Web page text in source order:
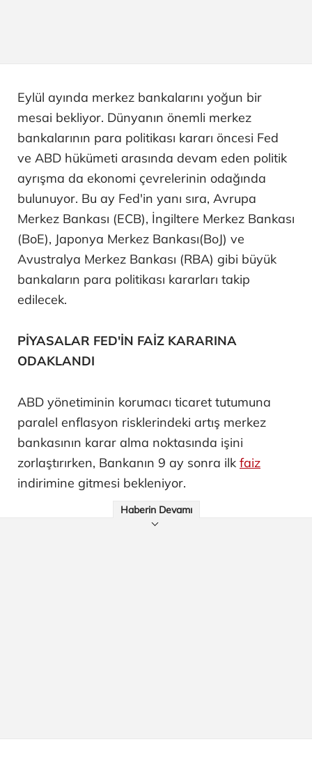
Eylül ayında merkez bankalarını yoğun bir
mesai bekliyor. Dünyanın önemli merkez
bankalarının para politikası kararı öncesi Fed
ve ABD hükümeti arasında devam eden politik
ayrışma da ekonomi çevrelerinin odağında
bulunuyor. Bu ay Fed'in yanı sıra, Avrupa
Merkez Bankası (ECB), İngiltere Merkez Bankası
(BoE), Japonya Merkez Bankası(BoJ) ve
Avustralya Merkez Bankası (RBA) gibi büyük
bankaların para politikası kararları takip
edilecek.
PİYASALAR FED'İN FAİZ KARARINA
ODAKLANDI
ABD yönetiminin korumacı ticaret tutumuna
paralel enflasyon risklerindeki artış merkez
bankasının karar alma noktasında işini
zorlaştırırken, Bankanın 9 ay sonra ilk faiz
indirimine gitmesi bekleniyor.
Haberin Devamı